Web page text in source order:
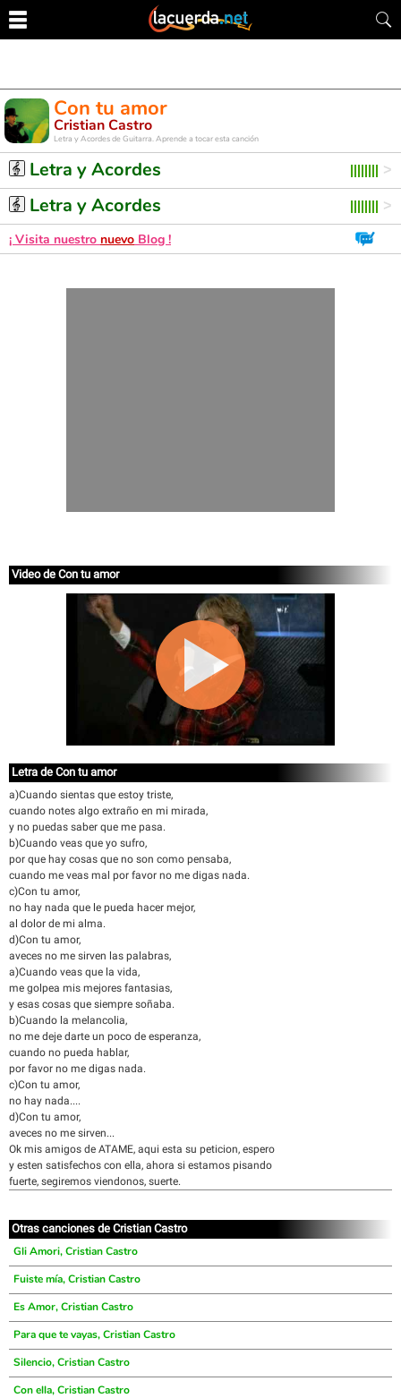
Con tu amor
Cristian Castro
Letra y Acordes de Guitarra. Aprende a tocar esta canción
Letra y Acordes
Letra y Acordes
¡ Visita nuestro nuevo Blog !
Video de Con tu amor
Letra de Con tu amor
a)Cuando sientas que estoy triste,
cuando notes algo extraño en mi mirada,
y no puedas saber que me pasa.
b)Cuando veas que yo sufro,
por que hay cosas que no son como pensaba,
cuando me veas mal por favor no me digas nada.
c)Con tu amor,
no hay nada que le pueda hacer mejor,
al dolor de mi alma.
d)Con tu amor,
aveces no me sirven las palabras,
a)Cuando veas que la vida,
me golpea mis mejores fantasias,
y esas cosas que siempre soñaba.
b)Cuando la melancolia,
no me deje darte un poco de esperanza,
cuando no pueda hablar,
por favor no me digas nada.
c)Con tu amor,
no hay nada....
d)Con tu amor,
aveces no me sirven...
Ok mis amigos de ATAME, aqui esta su peticion, espero
y esten satisfechos con ella, ahora si estamos pisando
fuerte, segiremos viendonos, suerte.
Otras canciones de Cristian Castro
Gli Amori, Cristian Castro
Fuiste mía, Cristian Castro
Es Amor, Cristian Castro
Para que te vayas, Cristian Castro
Silencio, Cristian Castro
Con ella, Cristian Castro